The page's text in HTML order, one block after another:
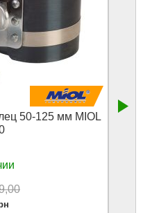
50-125 мм MIOL